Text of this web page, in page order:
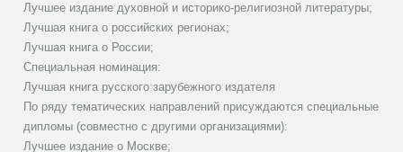
Лучшее издание духовной и историко-религиозной литературы;
Лучшая книга о российских регионах;
Лучшая книга о России;
Специальная номинация:
Лучшая книга русского зарубежного издателя
По ряду тематических направлений присуждаются специальные
дипломы (совместно с другими организациями):
Лучшее издание о Москве;